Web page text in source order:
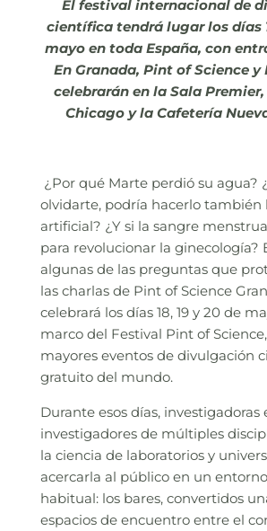
El festival internacional de
científica tendrá lugar los días
mayo en toda España, con
En Granada, Pint of Science y
celebrarán en la Sala
Chicago y la Cafetería
¿Por qué Marte perdió su agua?
olvidarte, podría hacerlo también
artificial? ¿Y si la sangre
para revolucionar la ginecología?
algunas de las preguntas que
las charlas de Pint of Science
celebrará los días 18, 19 y 20 de
marco del Festival Pint of
mayores eventos de divulgación
gratuito del mundo.
Durante esos días, investigadoras
investigadores de múltiples
la ciencia de laboratorios y
acercarla al público en un
habitual: los bares, convertidos
espacios de encuentro entre el